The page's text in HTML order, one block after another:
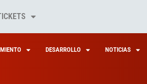
DESARROLLO NOTICIAS